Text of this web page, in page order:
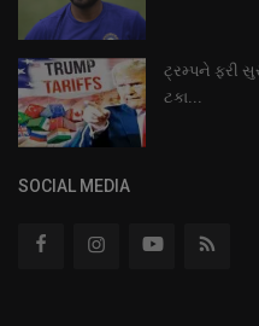
ટ્રમ્પને ફરી
ટકા...
SOCIAL MEDIA